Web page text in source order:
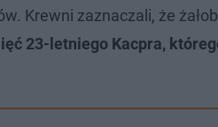
Krewni zaznaczali, że
23-letniego Kacpra,